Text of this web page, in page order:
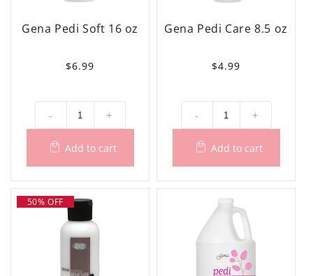
Gena Pedi Soft 16 oz
Precio
$6.99
- +
Gena Pedi Care 8.5 oz
Precio
$4.99
- +
50% OFF